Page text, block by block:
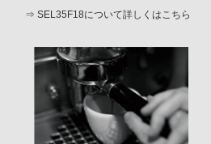
⇒ SEL35F18について詳しくはこちら